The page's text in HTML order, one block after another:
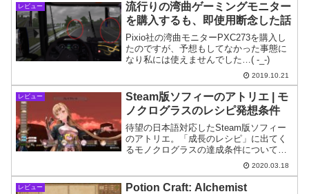
レビュー
流行りの湾曲ゲーミングモニター
を購入するも、即使用断念した話
Pixio社の湾曲モニターPXC273を購入し
たのですが、予想もしてなかった事態に
なり私には使えませんでした…( -_-)
2019.10.21
レビュー
Steam版ソフィーのアトリエ | モ
ノクログラスのレシピ発想条件
待望の日本語対応したSteam版ソフィー
のアトリエ。「成長のレシピ」に出てく
るモノクログラスの達成条件について紹
介。ネット上に多く出回ってる情報と異
なるやり方で条件を満たせましたので紹
介します。
2020.03.18
レビュー
Potion Craft: Alchemist